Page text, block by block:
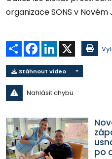
organizace SONS v Novém
Sdílet Facebook
LinkedIn
Stáhnout video
Nahlásit chybu
po